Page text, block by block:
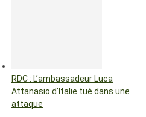
RDC : L’ambassadeur Luca
Attanasio d’Italie tué dans une
attaque